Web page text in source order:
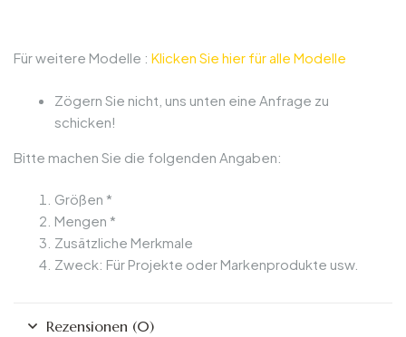
Für weitere Modelle : Klicken Sie hier für alle Modelle
Zögern Sie nicht, uns unten eine Anfrage zu
schicken!
Bitte machen Sie die folgenden Angaben:
Größen *
Mengen *
Zusätzliche Merkmale
Zweck: Für Projekte oder Markenprodukte usw.
Rezensionen (0)